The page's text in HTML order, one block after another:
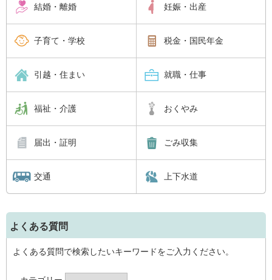
結婚・離婚 妊娠・出産
子育て・学校 税金・国民年金
引越・住まい 就職・仕事
福祉・介護 おくやみ
届出・証明 ごみ収集
交通 上下水道
よくある質問
よくある質問で検索したいキーワードをご入力ください。